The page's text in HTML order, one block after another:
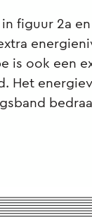
figuur 2a
is ook een
Het